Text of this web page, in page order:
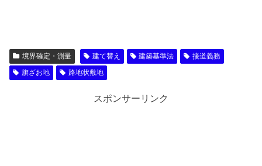
境界確定・測量 建て替え 建築基準法
接道義務
旗ざお地
路地状敷地
スポンサーリンク